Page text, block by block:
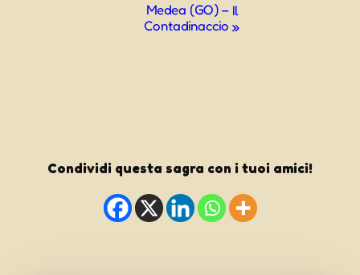
Medea (GO) – Il
Contadinaccio»
Condividi questa sagra con i tuoi amici!